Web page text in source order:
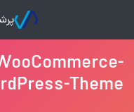
Theme